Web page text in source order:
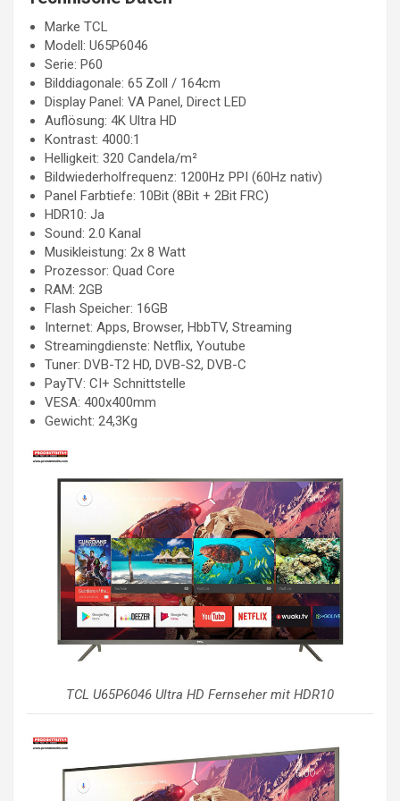
Marke TCL
Modell: U65P6046
Serie: P60
Bilddiagonale: 65 Zoll / 164cm
Display Panel: VA Panel, Direct LED
Auflösung: 4K Ultra HD
Kontrast: 4000:1
Helligkeit: 320 Candela/m²
Bildwiederholfrequenz: 1200Hz PPI (60Hz nativ)
Panel Farbtiefe: 10Bit (8Bit + 2Bit FRC)
HDR10: Ja
Sound: 2.0 Kanal
Musikleistung: 2x 8 Watt
Prozessor: Quad Core
RAM: 2GB
Flash Speicher: 16GB
Internet: Apps, Browser, HbbTV, Streaming
Streamingdienste: Netflix, Youtube
Tuner: DVB-T2 HD, DVB-S2, DVB-C
PayTV: CI+ Schnittstelle
VESA: 400x400mm
Gewicht: 24,3Kg
TCL U65P6046 Ultra HD Fernseher mit HDR10